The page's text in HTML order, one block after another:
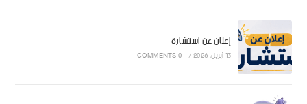
إعلان عن استشارة
13 أبريل، 2026 /
0 COMMENTS